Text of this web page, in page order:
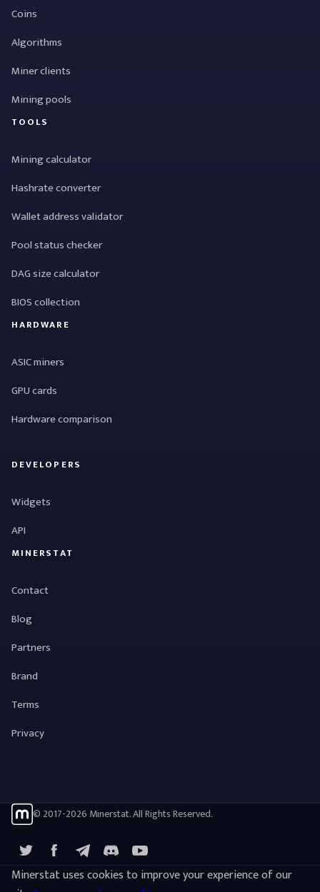
Coins
Algorithms
Miner clients
Mining pools
TOOLS
Mining calculator
Hashrate converter
Wallet address validator
Pool status checker
DAG size calculator
BIOS collection
HARDWARE
ASIC miners
GPU cards
Hardware comparison
DEVELOPERS
Widgets
API
MINERSTAT
Contact
Blog
Partners
Brand
Terms
Privacy
© 2017-2026 Minerstat. All Rights Reserved.
FacebookTelegramYouTube
Minerstat uses cookies to improve your experience of our